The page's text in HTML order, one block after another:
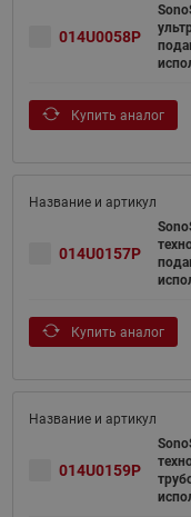
014U0058P
Купить аналог
014U0157P
Купить аналог
014U0159P